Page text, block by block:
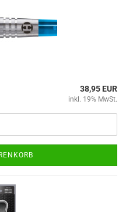
38,95 EUR
inkl. 19% MwSt.